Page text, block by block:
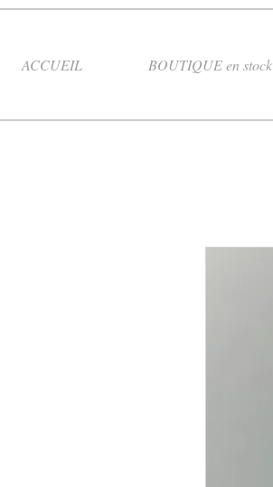
ACCUEIL BOUTIQUE en stock